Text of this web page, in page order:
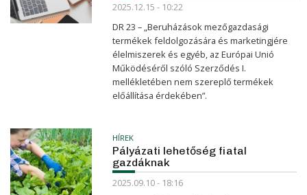
2025.12.15 - 10:22
DR 23 – „Beruházások mezőgazdasági
termékek feldolgozására és marketingjére
élelmiszerek és egyéb, az Európai Unió
Működéséről szóló Szerződés I.
mellékletében nem szereplő termékek
előállítása érdekében”.
HÍREK
Pályázati lehetőség fiatal
gazdáknak
2025.09.10 - 18:16